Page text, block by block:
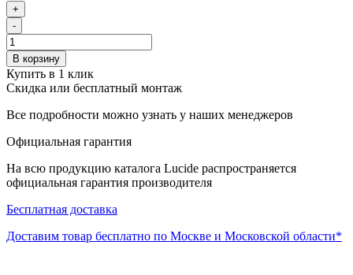
+
-
В корзину
Купить в 1 клик
Скидка или бесплатный монтаж
Все подробности можно узнать у наших менеджеров
Официальная гарантия
На всю продукцию каталога Lucide распространяется
официальная гарантия производителя
Бесплатная доставка
Доставим товар бесплатно по Москве и Московской области*